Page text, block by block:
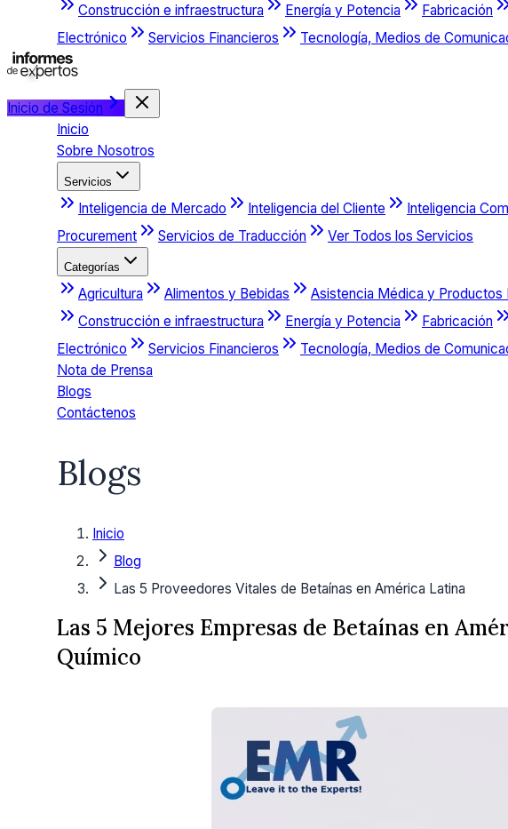
Construcción e infraestructura
Energía y Potencia Fabricación
Electrónico
Servicios Financieros Tecnología, Medios de
Inicio de Sesión
Inicio
Sobre Nosotros
Servicios
Inteligencia de Mercado Inteligencia del Cliente Inteligencia
Procurement
Servicios de Traducción Ver Todos los Servicios
Categorías
Agricultura Alimentos y Bebidas Asistencia Médica y Productos
Construcción e infraestructura
Energía y Potencia Fabricación
Electrónico
Servicios Financieros Tecnología, Medios de
Nota de Prensa
Blogs
Contáctenos
Blogs
Inicio
Blog
Las 5 Proveedores Vitales de Betaínas en América Latina
Las 5 Mejores Empresas de Betaínas en
Químico